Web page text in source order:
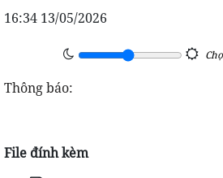
16:34 13/05/2026
Thông báo:
File đính kèm